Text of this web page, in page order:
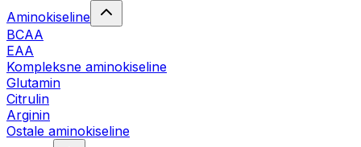
Aminokiseline
BCAA
EAA
Kompleksne aminokiseline
Glutamin
Citrulin
Arginin
Ostale aminokiseline